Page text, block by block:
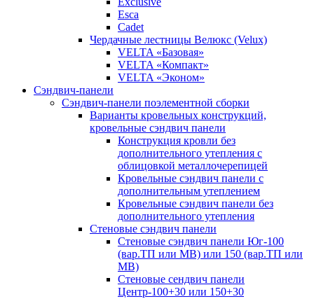
Esca
Cadet
Чердачные лестницы Велюкс (Velux)
VELTA «Базовая»
VELTA «Компакт»
VELTA «Эконом»
Сэндвич-панели
Сэндвич-панели поэлементной сборки
Варианты кровельных конструкций,
кровельные сэндвич панели
Конструкция кровли без
дополнительного утепления с
облицовкой металлочерепицей
Кровельные сэндвич панели с
дополнительным утеплением
Кровельные сэндвич панели без
дополнительного утепления
Стеновые сэндвич панели
Cтеновые сэндвич панели Юг-100
(вар.ТП или МВ) или 150 (вар.ТП или
МВ)
Cтеновые сендвич панели
Центр-100+30 или 150+30